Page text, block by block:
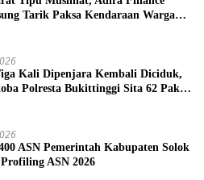
Tarik Paksa Kendaraan Warga
Kali Dipenjara Kembali Diciduk,
Polresta Bukittinggi Sita 62 Paket
ASN Pemerintah Kabupaten Solok
ASN 2026